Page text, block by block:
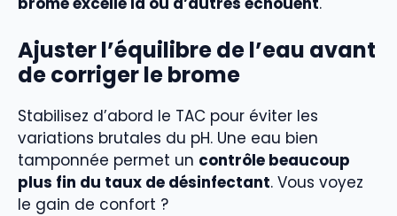
Ajuster l’équilibre de l’eau avant
de corriger le brome
Stabilisez d’abord le TAC pour éviter les
variations brutales du pH. Une eau bien
tamponnée permet un contrôle beaucoup
plus fin du taux de désinfectant. Vous voyez
le gain de confort ?